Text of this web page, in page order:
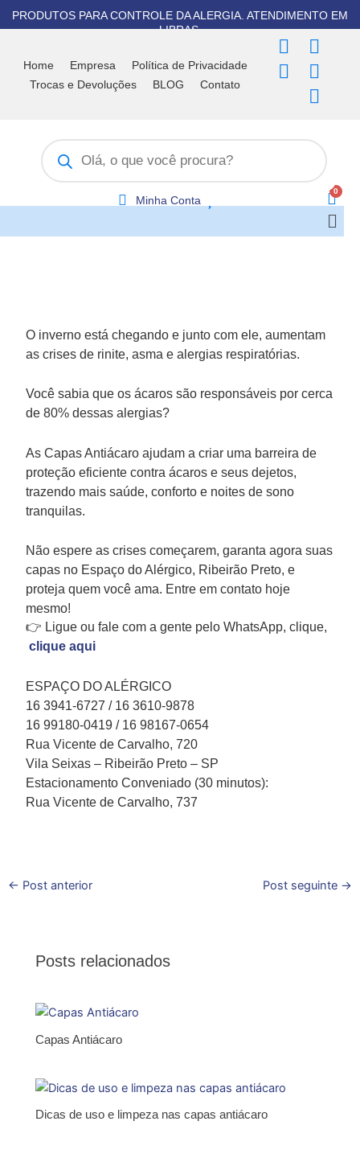
para
conteúdo
PRODUTOS PARA CONTROLE DA ALERGIA. ATENDIMENTO EM
LIBRAS.
Home Empresa
Política de Privacidade
Trocas e Devoluções
BLOG Contato
F
a
c
o
k
I
n
s
t
g
a
m
T
i
k
k
Y
o
u
t
b
W
h
a
t
a
p
p
Minha Conta
Pesquisar
produtos
O inverno está chegando e junto com ele, aumentam
as crises de rinite, asma e alergias respiratórias.
Você sabia que os ácaros são responsáveis por cerca
de 80% dessas alergias?
As Capas Antiácaro ajudam a criar uma barreira de
proteção eficiente contra ácaros e seus dejetos,
trazendo mais saúde, conforto e noites de sono
tranquilas.
Não espere as crises começarem, garanta agora suas
capas no Espaço do Alérgico, Ribeirão Preto, e
proteja quem você ama. Entre em contato hoje
mesmo!
👉 Ligue ou fale com a gente pelo WhatsApp, clique,
clique aqui
ESPAÇO DO ALÉRGICO
16 3941-6727 / 16 3610-9878
16 99180-0419 / 16 98167-0654
Rua Vicente de Carvalho, 720
Vila Seixas – Ribeirão Preto – SP
Estacionamento Conveniado (30 minutos):
Rua Vicente de Carvalho, 737
← Post anterior Post seguinte →
Posts relacionados
Capas Antiácaro
Dicas de uso e limpeza nas capas antiácaro